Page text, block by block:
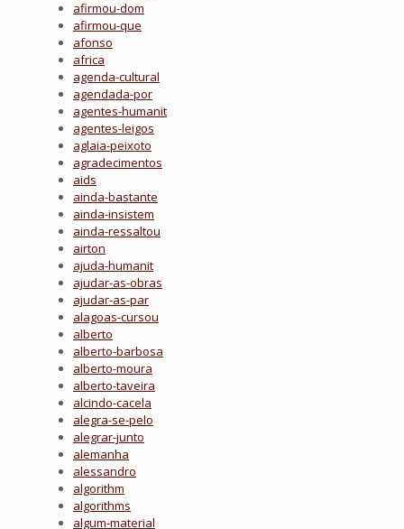
afirmou-dom
afirmou-que
afonso
africa
agenda-cultural
agendada-por
agentes-humanit
agentes-leigos
aglaia-peixoto
agradecimentos
aids
ainda-bastante
ainda-insistem
ainda-ressaltou
airton
ajuda-humanit
ajudar-as-obras
ajudar-as-par
alagoas-cursou
alberto
alberto-barbosa
alberto-moura
alberto-taveira
alcindo-cacela
alegra-se-pelo
alegrar-junto
alemanha
alessandro
algorithm
algorithms
algum-material